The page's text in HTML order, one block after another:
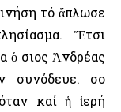
τό ἅπλωσε
Ἔτσι
Ὅσιος Ἀνδρέας
Ὅσο
καί ἡ ἱερή